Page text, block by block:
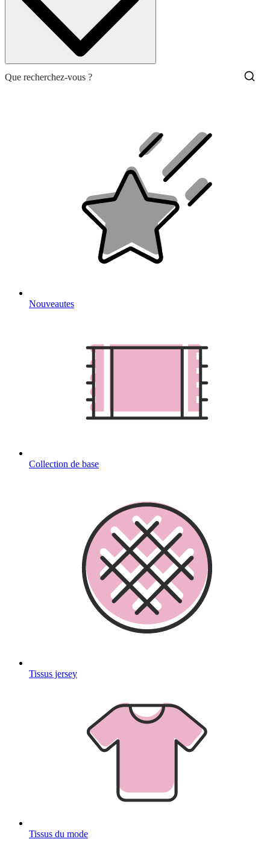
Nouveautes
Collection de base
Tissus jersey
Tissus du mode